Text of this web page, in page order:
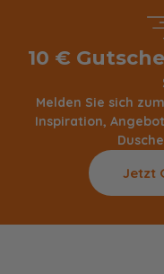
10 €
Melden Sie sich
Inspiration,
Jetzt